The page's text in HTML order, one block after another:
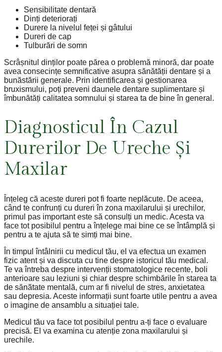
Sensibilitate dentară
Dinți deteriorați
Durere la nivelul feței și gâtului
Dureri de cap
Tulburări de somn
Scrâșnitul dinților poate părea o problemă minoră, dar poate
avea consecințe semnificative asupra sănătății dentare și a
bunăstării generale. Prin identificarea și gestionarea
bruxismului, poți preveni daunele dentare suplimentare și
îmbunătăți calitatea somnului și starea ta de bine în general.
Diagnosticul În Cazul
Durerilor De Ureche Și
Maxilar
Înțeleg că aceste dureri pot fi foarte neplăcute. De aceea,
când te confrunți cu dureri în zona maxilarului și urechilor,
primul pas important este să consulți un medic. Acesta va
face tot posibilul pentru a înțelege mai bine ce se întâmplă și
pentru a te ajuta să te simți mai bine.
În timpul întâlnirii cu medicul tău, el va efectua un examen
fizic atent și va discuta cu tine despre istoricul tău medical.
Te va întreba despre intervenții stomatologice recente, boli
anterioare sau leziuni și chiar despre schimbările în starea ta
de sănătate mentală, cum ar fi nivelul de stres, anxietatea
sau depresia. Aceste informații sunt foarte utile pentru a avea
o imagine de ansamblu a situației tale.
Medicul tău va face tot posibilul pentru a-ți face o evaluare
precisă. El va examina cu atenție zona maxilarului și
urechile.